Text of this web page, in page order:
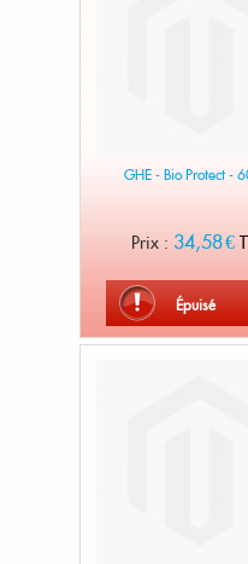
GHE - Bio Protect -
Prix : 34,58 €
Épuisé